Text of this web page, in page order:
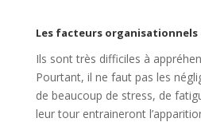
Les facteurs organisationnels
Ils sont très difficiles à
Pourtant, il ne faut pas les
de beaucoup de stress, de
leur tour entraineront